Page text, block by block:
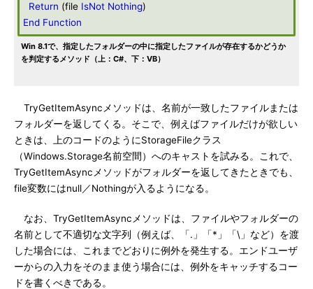
Return (file IsNot Nothing)
End Function
Win 8.1で、指定したフォルダーの中に指定したファイルが存在するかどうか
を判定するメソッド（上：C#、下：VB）
TryGetItemAsyncメソッドは、名前が一致したファイルまたは
フォルダーを返してくる。そこで、例えばファイルだけが欲しい
ときは、上のコードのようにStorageFileクラス
（Windows.Storage名前空間）へのキャストを試みる。これで、
TryGetItemAsyncメソッドがフォルダーを返してきたときでも、
file変数にはnull／Nothingが入るようになる。
なお、TryGetItemAsyncメソッドは、ファイルやフォルダーの
名前として不適切な文字列（例えば、「.」「*」「\」など）を渡
した場合には、これまでどおりに例外を発生する。エンドユーザ
ーからの入力をそのまま使う場合には、例外をキャッチするコー
ドを書くべきである。